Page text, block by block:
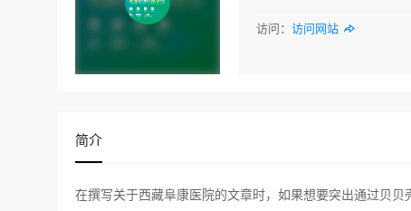
访问： 访问网站
简介
在撰写关于西藏阜康医院的文章时，如果想要突出通过贝